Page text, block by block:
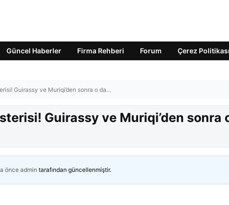
Güncel Haberler Firma Rehberi Forum Çerez Politikası
Guirassy ve Muriqi’den sonra o da…
Guirassy ve Muriqi’den sonra
önceadmin tarafından güncellenmiştir.